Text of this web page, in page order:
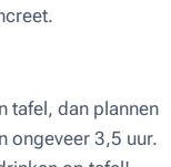
tafel, dan plannen
ongeveer 3,5 uur.